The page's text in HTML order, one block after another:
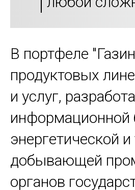
В портфеле
продуктовых
и услуг,
информационной
энергетической
добывающей
органов